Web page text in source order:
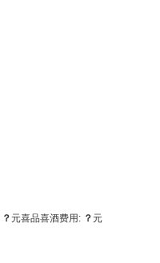
？元喜品喜酒费用: ？元